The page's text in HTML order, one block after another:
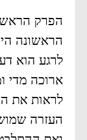
הפרק
הראשונה
לרגע הוא
ארוכה מדי
לראות את
העזרה